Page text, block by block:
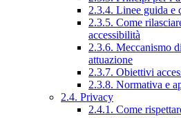
2.3.4. Linee guida e
2.3.5. Come
accessibilità
2.3.6. Meccanismo
attuazione
2.3.7. Obiettivi
2.3.8. Normativa e
2.4. Privacy
2.4.1. Come